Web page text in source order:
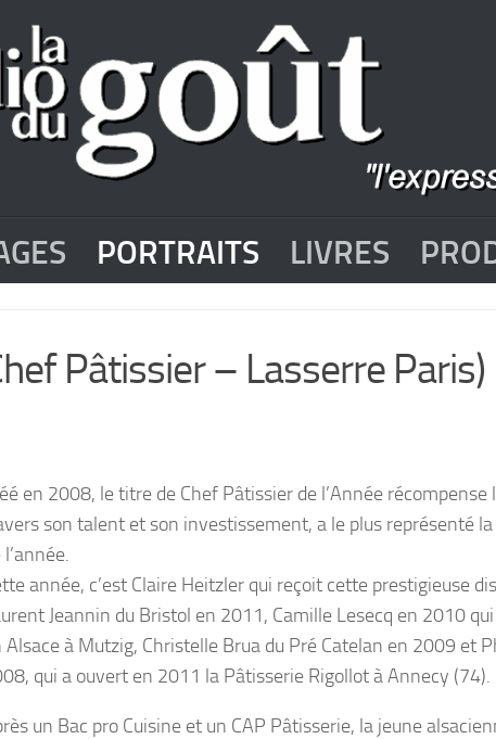
PORTRAITS LIVRES
Pâtissier – Lasserre Paris)
en 2008, le titre de Chef Pâtissier de l’Année récompense
son talent et son investissement, a le plus représenté
l’année.
année, c’est Claire Heitzler qui reçoit cette prestigieuse
Jeannin du Bristol en 2011, Camille Lesecq en 2010
Alsace à Mutzig, Christelle Brua du Pré Catelan en 2009 et
qui a ouvert en 2011 la Pâtisserie Rigollot à Annecy (74).
un Bac pro Cuisine et un CAP Pâtisserie, la jeune